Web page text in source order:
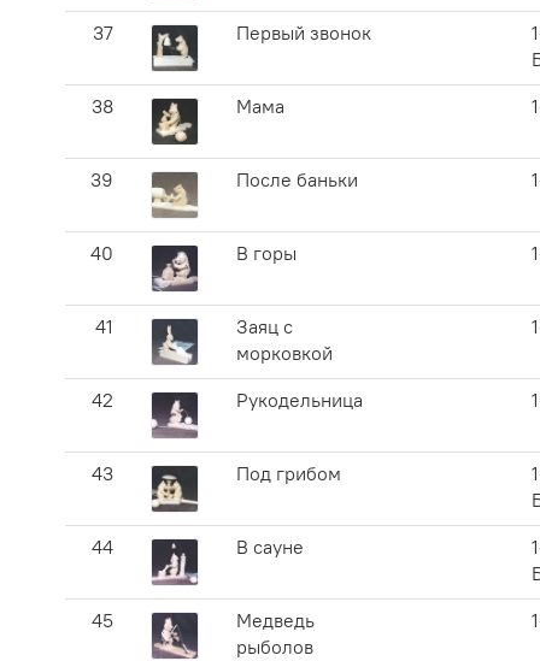
37 Первый звонок
38
Мама
39 После баньки
40 В горы
41
Заяц с
морковкой
42 Рукодельница
43 Под грибом
44
В сауне
45
Медведь
рыболов